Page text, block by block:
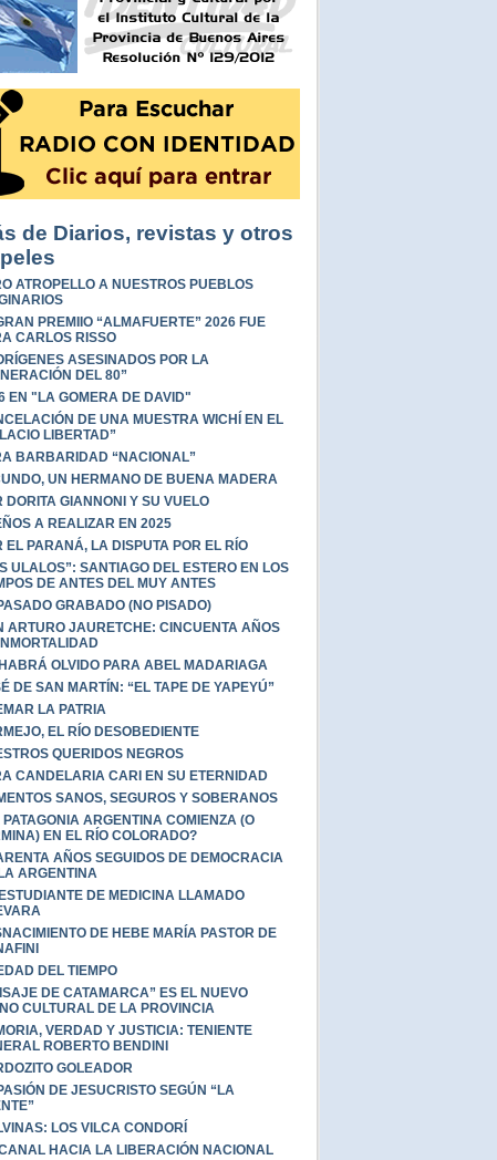
de Diarios, revistas y otros
ATROPELLO A NUESTROS PUEBLOS
PREMIIO “ALMAFUERTE” 2026 FUE
CARLOS RISSO
ASESINADOS POR LA
DEL 80”
EN "LA GOMERA DE DAVID"
DE UNA MUESTRA WICHÍ EN EL
LIBERTAD”
BARBARIDAD “NACIONAL”
UN HERMANO DE BUENA MADERA
DORITA GIANNONI Y SU VUELO
A REALIZAR EN 2025
EL PARANÁ, LA DISPUTA POR EL RÍO
ULALOS”: SANTIAGO DEL ESTERO EN LOS
DE ANTES DEL MUY ANTES
GRABADO (NO PISADO)
ARTURO JAURETCHE: CINCUENTA AÑOS
OLVIDO PARA ABEL MADARIAGA
DE SAN MARTÍN: “EL TAPE DE YAPEYÚ”
LA PATRIA
EL RÍO DESOBEDIENTE
QUERIDOS NEGROS
CANDELARIA CARI EN SU ETERNIDAD
SANOS, SEGUROS Y SOBERANOS
ARGENTINA COMIENZA (O
EN EL RÍO COLORADO?
AÑOS SEGUIDOS DE DEMOCRACIA
ARGENTINA
DE MEDICINA LLAMADO
DE HEBE MARÍA PASTOR DE
DEL TIEMPO
DE CATAMARCA” ES EL NUEVO
CULTURAL DE LA PROVINCIA
VERDAD Y JUSTICIA: TENIENTE
ROBERTO BENDINI
GOLEADOR
DE JESUCRISTO SEGÚN “LA
LOS VILCA CONDORÍ
HACIA LA LIBERACIÓN NACIONAL